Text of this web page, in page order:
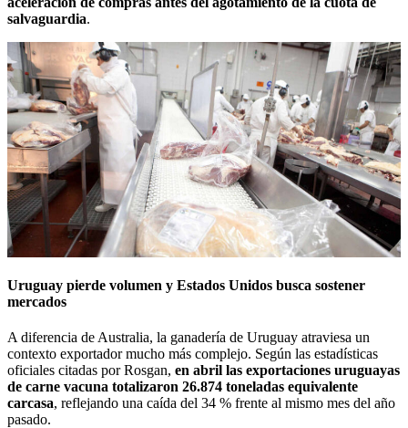
salvaguardia.
Uruguay pierde volumen y Estados Unidos busca sostener
mercados
A diferencia de Australia, la ganadería de Uruguay atraviesa un
contexto exportador mucho más complejo. Según las estadísticas
oficiales citadas por Rosgan, en abril las exportaciones uruguayas
de carne vacuna totalizaron 26.874 toneladas equivalente
carcasa, reflejando una caída del 34 % frente al mismo mes del año
pasado.